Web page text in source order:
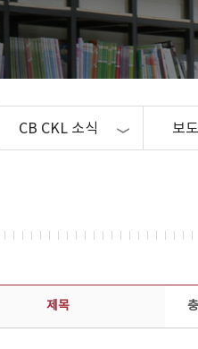
CB CKL 소식 보
제목